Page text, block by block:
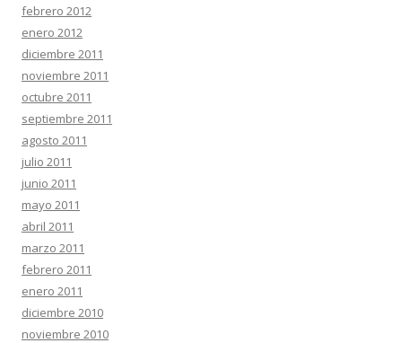
febrero 2012
enero 2012
diciembre 2011
noviembre 2011
octubre 2011
septiembre 2011
agosto 2011
julio 2011
junio 2011
mayo 2011
abril 2011
marzo 2011
febrero 2011
enero 2011
diciembre 2010
noviembre 2010